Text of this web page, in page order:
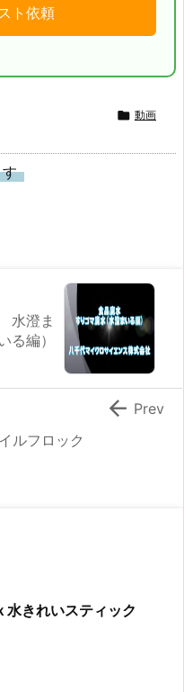
ト依頼
 動画
水澄ま
る編）
ルフロック
 Prev
水きれいスティック